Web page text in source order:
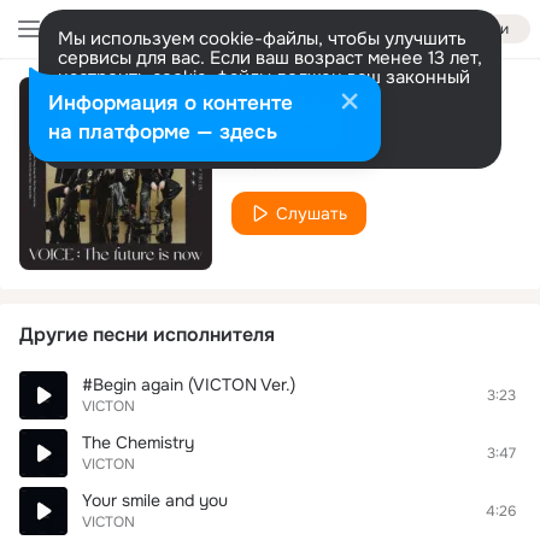
Войти
Мы используем cookie-файлы, чтобы улучшить
сервисы для вас. Если ваш возраст менее 13 лет,
настроить cookie-файлы должен ваш законный
представитель. Больше информации
Разрешить все Настроить
All Day
VICTON
Слушать
Другие песни исполнителя
#Begin again (VICTON Ver.)
VICTON
3:23
The Chemistry
VICTON
3:47
Your smile and you
VICTON
4:26
Информация о контенте
на платформе — здесь